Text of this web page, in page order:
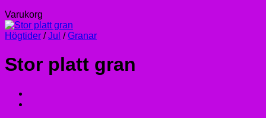
Varukorg
Högtider / Jul / Granar
Stor platt gran